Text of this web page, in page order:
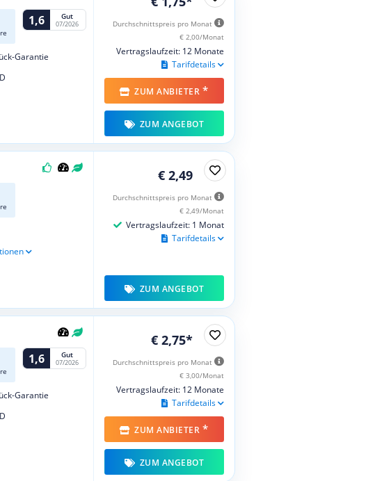
1,6 Gut
07/2026
Garantie
Durchschnittspreis pro Monat
€ 2,00/Monat
Vertragslaufzeit: 12 Monate
Tarifdetails
ZUM ANBIETER *
ZUM ANGEBOT
€ 2,49
Durchschnittspreis pro Monat
€ 2,49/Monat
Vertragslaufzeit: 1 Monat
Tarifdetails
ZUM ANGEBOT
1,6 Gut
07/2026
Garantie
€ 2,75*
Durchschnittspreis pro Monat
€ 3,00/Monat
Vertragslaufzeit: 12 Monate
Tarifdetails
ZUM ANBIETER *
ZUM ANGEBOT